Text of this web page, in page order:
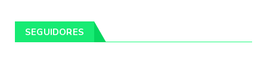
Pintores da Temática Gauchesca - parte
SEGUIDORES